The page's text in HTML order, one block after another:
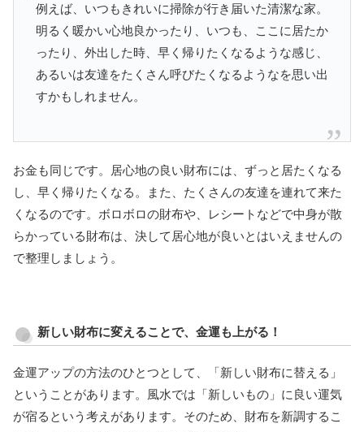
例えば、いつもきれいに掃除が行き届いた清潔な家。
明るく暖かい心地良かったり、いつも、ここに居たか
ったり、外出した時、早く帰りたくなるような感じ、
あるいは友達をたくさん呼びたくなるようなを思い出
すかもしれません。
お金も同じです。居心地の良い財布には、ずっと居たくなる
し、早く帰りたくなる。また、たくさんの友達を連れて来た
くなるのです。ボロボロの財布や、レシートなどで中身が散
らかっている財布は、決して居心地が良いとはいえませんの
で整理しましょう。
新しい財布に変えることで、金運も上がる！
金運アップの方法のひとつとして、「新しい財布に替える」
ということがあります。風水では「新しいもの」に良い運気
が宿るという考えがあります。そのため、財布を新調するこ